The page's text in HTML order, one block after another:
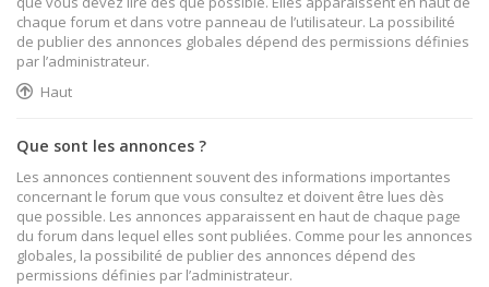
chaque forum et dans votre panneau de l’utilisateur. La possibilité
de publier des annonces globales dépend des permissions définies
par l’administrateur.
Haut
Que sont les annonces ?
Les annonces contiennent souvent des informations importantes
concernant le forum que vous consultez et doivent être lues dès
que possible. Les annonces apparaissent en haut de chaque page
du forum dans lequel elles sont publiées. Comme pour les annonces
globales, la possibilité de publier des annonces dépend des
permissions définies par l’administrateur.